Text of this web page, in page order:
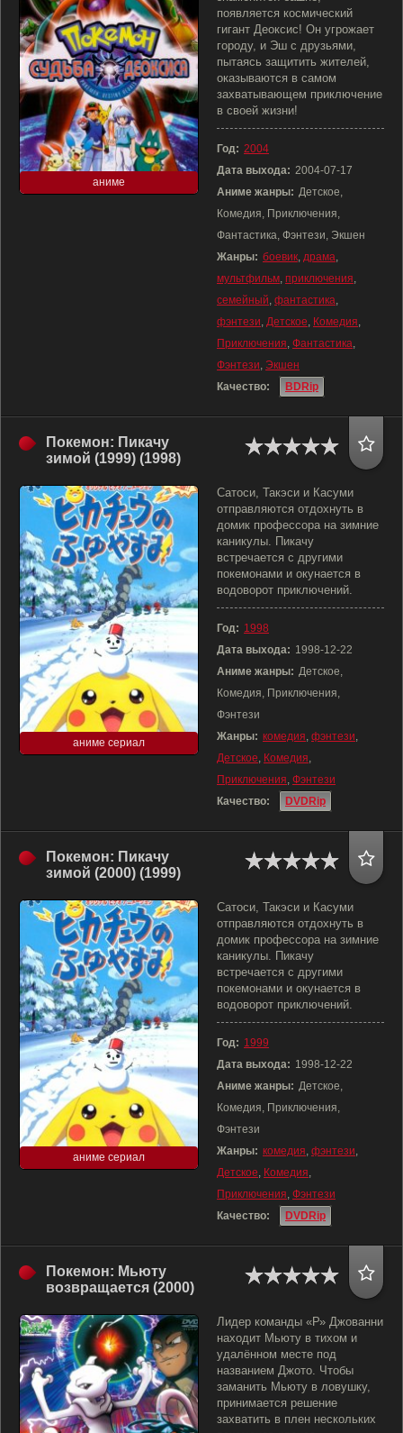
аниме
появляется космический
гигант Деоксис! Он угрожает
городу, и Эш с друзьями,
пытаясь защитить жителей,
оказываются в самом
захватывающем приключение
в своей жизни!
Год: 2004
Дата выхода: 2004-07-17
Аниме жанры: Детское,
Комедия, Приключения,
Фантастика, Фэнтези, Экшен
Жанры: боевик, драма,
мультфильм, приключения,
семейный, фантастика,
фэнтези, Детское, Комедия,
Приключения, Фантастика,
Фэнтези, Экшен
Качество:
BDRip
Покемон: Пикачу
зимой (1999) (1998)
аниме сериал
Сатоси, Такэси и Касуми
отправляются отдохнуть в
домик профессора на зимние
каникулы. Пикачу
встречается с другими
покемонами и окунается в
водоворот приключений.
Год: 1998
Дата выхода: 1998-12-22
Аниме жанры: Детское,
Комедия, Приключения,
Фэнтези
Жанры: комедия, фэнтези,
Детское, Комедия,
Приключения, Фэнтези
Качество:
DVDRip
Покемон: Пикачу
зимой (2000) (1999)
аниме сериал
Сатоси, Такэси и Касуми
отправляются отдохнуть в
домик профессора на зимние
каникулы. Пикачу
встречается с другими
покемонами и окунается в
водоворот приключений.
Год: 1999
Дата выхода: 1998-12-22
Аниме жанры: Детское,
Комедия, Приключения,
Фэнтези
Жанры: комедия, фэнтези,
Детское, Комедия,
Приключения, Фэнтези
Качество:
DVDRip
Покемон: Мьюту
возвращается (2000)
Лидер команды «Р» Джованни
находит Мьюту в тихом и
удалённом месте под
названием Джото. Чтобы
заманить Мьюту в ловушку,
принимается решение
захватить в плен нескольких